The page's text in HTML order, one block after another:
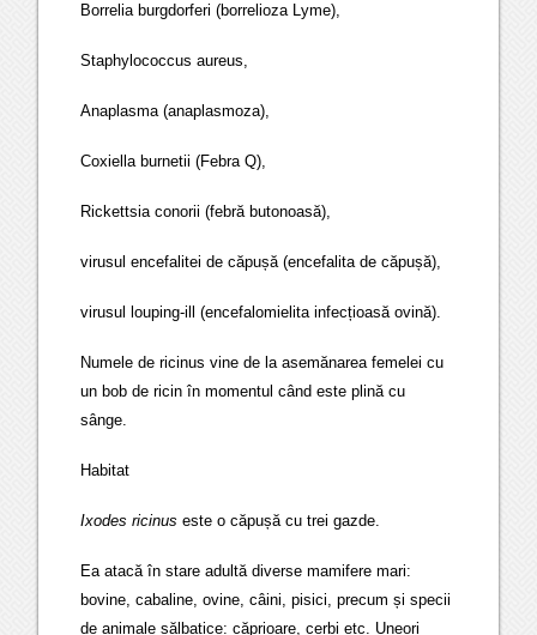
Borrelia burgdorferi (borrelioza Lyme),
Staphylococcus aureus,
Anaplasma (anaplasmoza),
Coxiella burnetii (Febra Q),
Rickettsia conorii (febră butonoasă),
virusul encefalitei de căpușă (encefalita de căpușă),
virusul louping-ill (encefalomielita infecțioasă ovină).
Numele de ricinus vine de la asemănarea femelei cu
un bob de ricin în momentul când este plină cu
sânge.
Habitat
Ixodes ricinus este o căpușă cu trei gazde.
Ea atacă în stare adultă diverse mamifere mari:
bovine, cabaline, ovine, câini, pisici, precum și specii
de animale sălbatice: căprioare, cerbi etc. Uneori